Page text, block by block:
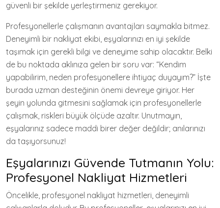
güvenli bir şekilde yerleştirmeniz gerekiyor.
Profesyonellerle çalışmanın avantajları saymakla bitmez.
Deneyimli bir nakliyat ekibi, eşyalarınızı en iyi şekilde
taşımak için gerekli bilgi ve deneyime sahip olacaktır. Belki
de bu noktada aklınıza gelen bir soru var: “Kendim
yapabilirim, neden profesyonellere ihtiyaç duyayım?” İşte
burada uzman desteğinin önemi devreye giriyor. Her
şeyin yolunda gitmesini sağlamak için profesyonellerle
çalışmak, riskleri büyük ölçüde azaltır. Unutmayın,
eşyalarınız sadece maddi birer değer değildir; anılarınızı
da taşıyorsunuz!
Eşyalarınızı Güvende Tutmanın Yolu:
Profesyonel Nakliyat Hizmetleri
Öncelikle, profesyonel nakliyat hizmetleri, deneyimli